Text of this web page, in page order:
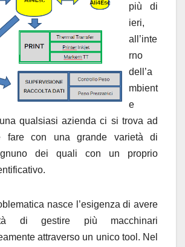
più di
ieri,
all’inte
rno
dell’a
mbient
e
qualsiasi azienda ci si trova ad
fare con una grande varietà di
dei quali con un proprio
nasce l’esigenza di avere
di gestire più macchinari
attraverso un unico tool. Nel